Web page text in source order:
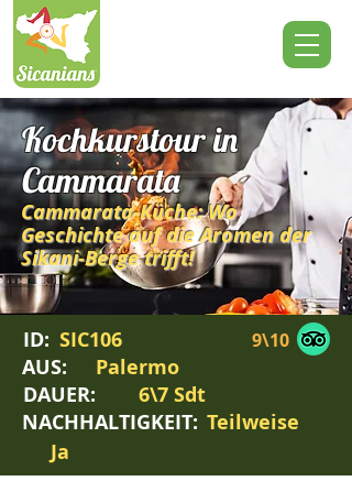
Kochkurstour in
Cammarata
Cammarata-Küche: Wo
Geschichte auf die Aromen der
Sikani-Berge trifft!
ID: SIC106
AUS:
Palermo
9\10
DAUER:
6\7 Sdt
NACHHALTIGKEIT: Teilweise
Ja